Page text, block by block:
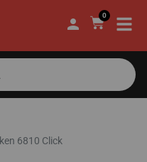
0
6810 Click